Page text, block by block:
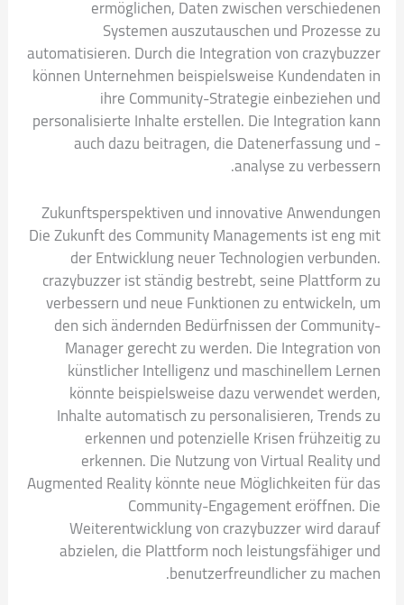
ermöglichen, Daten zwischen verschiedenen
Systemen auszutauschen und Prozesse zu
automatisieren. Durch die Integration von crazybuzzer
können Unternehmen beispielsweise Kundendaten in
ihre Community-Strategie einbeziehen und
personalisierte Inhalte erstellen. Die Integration kann
auch dazu beitragen, die Datenerfassung und -
analyse zu verbessern.
Zukunftsperspektiven und innovative Anwendungen
Die Zukunft des Community Managements ist eng mit
der Entwicklung neuer Technologien verbunden.
crazybuzzer ist ständig bestrebt, seine Plattform zu
verbessern und neue Funktionen zu entwickeln, um
den sich ändernden Bedürfnissen der Community-
Manager gerecht zu werden. Die Integration von
künstlicher Intelligenz und maschinellem Lernen
könnte beispielsweise dazu verwendet werden,
Inhalte automatisch zu personalisieren, Trends zu
erkennen und potenzielle Krisen frühzeitig zu
erkennen. Die Nutzung von Virtual Reality und
Augmented Reality könnte neue Möglichkeiten für das
Community-Engagement eröffnen. Die
Weiterentwicklung von crazybuzzer wird darauf
abzielen, die Plattform noch leistungsfähiger und
benutzerfreundlicher zu machen.